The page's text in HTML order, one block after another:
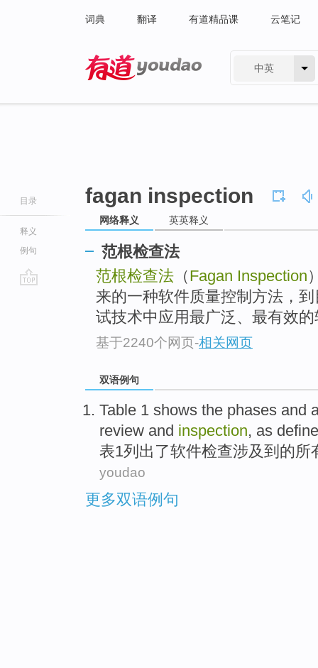
词典 翻译 有道精品课 云笔记
中英
目录
释义
例句
fagan inspection
网络释义 英英释义
范根检查法
范根检查法 （Fagan Inspection
来的一种软件质量控制方法，
试技术中应用最广泛、最有效
基于2240个网页-相关网页
双语例句
Table 1 shows the phases and
review and inspection, as
表1列出了软件检查涉及到的所
youdao
更多双语例句